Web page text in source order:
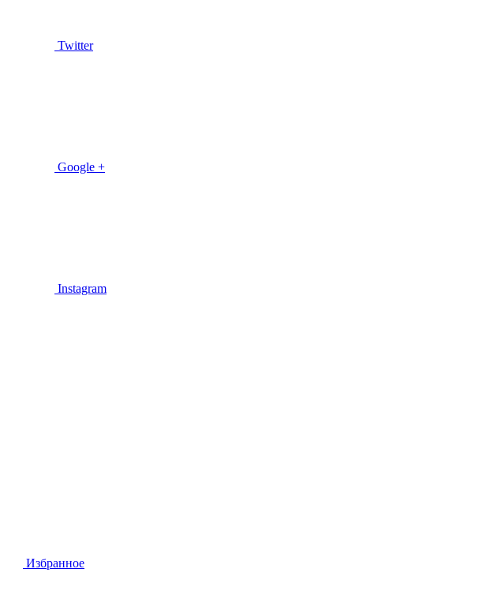
Twitter
Google +
Instagram
Избранное